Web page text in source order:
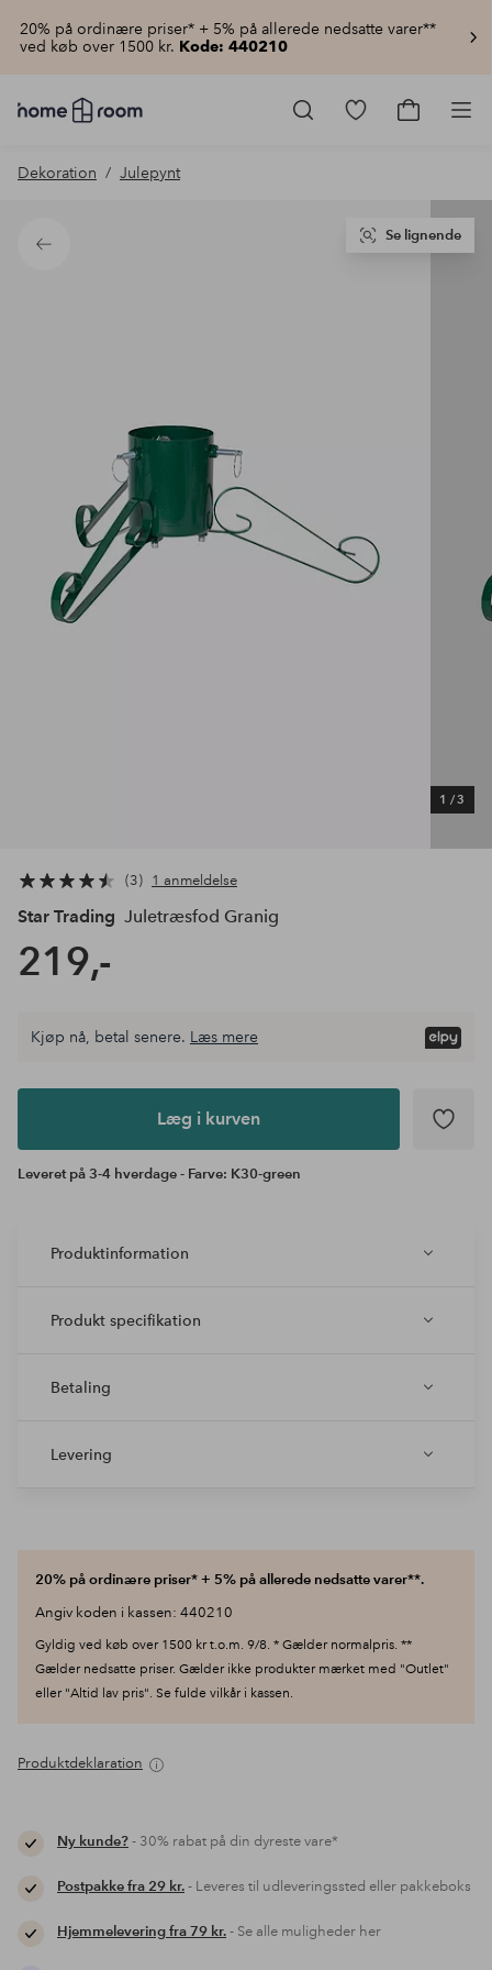
20% på ordinære priser* + 5% på allerede nedsatte varer**
ved køb over 1500 kr. Kode: 440210
Homeroom
–
hjemmet
pris
Gå
Gå
Dekoration Julepynt
Tilbage
1 /3
Se lignende
3 1 anmeldelse
Star Trading Juletræsfod Granig
219,-
Læg i
Kjøp nå, betal senere. Læs mere
Læg i kurven
Leveret på 3-4 hverdage - Farve: K30-green
Produktinformation
Produkt specifikation
Betaling
Levering
20% på ordinære priser* + 5% på allerede nedsatte varer**.
Angiv koden i kassen: 440210
Gyldig ved køb over 1500 kr t.o.m. 9/8. * Gælder normalpris. **
Gælder nedsatte priser. Gælder ikke produkter mærket med "Outlet"
eller "Altid lav pris". Se fulde vilkår i kassen.
Produktdeklaration
Ny kunde?- 30% rabat på din dyreste vare*
Postpakke fra 29 kr.- Leveres til udleveringssted eller pakkeboks
Hjemmelevering fra 79 kr.- Se alle muligheder her